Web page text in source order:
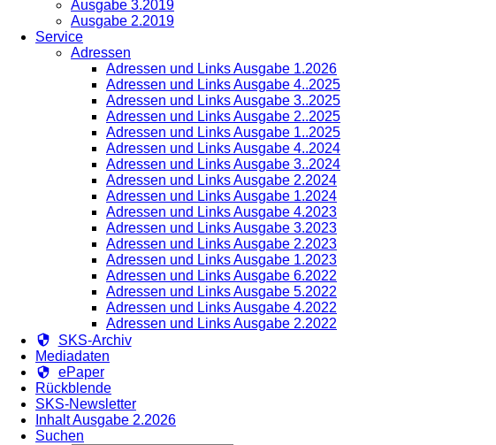
Ausgabe 3.2019
Ausgabe 2.2019
Service
Adressen
Adressen und Links Ausgabe 1.2026
Adressen und Links Ausgabe 4..2025
Adressen und Links Ausgabe 3..2025
Adressen und Links Ausgabe 2..2025
Adressen und Links Ausgabe 1..2025
Adressen und Links Ausgabe 4..2024
Adressen und Links Ausgabe 3..2024
Adressen und Links Ausgabe 2.2024
Adressen und Links Ausgabe 1.2024
Adressen und Links Ausgabe 4.2023
Adressen und Links Ausgabe 3.2023
Adressen und Links Ausgabe 2.2023
Adressen und Links Ausgabe 1.2023
Adressen und Links Ausgabe 6.2022
Adressen und Links Ausgabe 5.2022
Adressen und Links Ausgabe 4.2022
Adressen und Links Ausgabe 2.2022
SKS-Archiv
Mediadaten
ePaper
Rückblende
SKS-Newsletter
Inhalt Ausgabe 2.2026
Suchen